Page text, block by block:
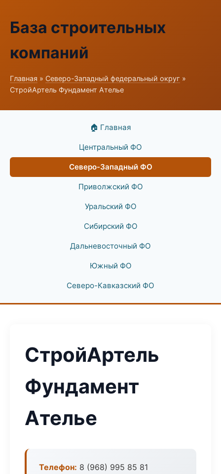
База строительных
компаний
Главная » Северо-Западный федеральный округ »
СтройАртель Фундамент Ателье
🏠 Главная
Центральный ФО
Северо-Западный ФО
Приволжский ФО
Уральский ФО
Сибирский ФО
Дальневосточный ФО
Южный ФО
Северо-Кавказский ФО
СтройАртель
Фундамент
Ателье
Телефон: 8 (968) 995 85 81